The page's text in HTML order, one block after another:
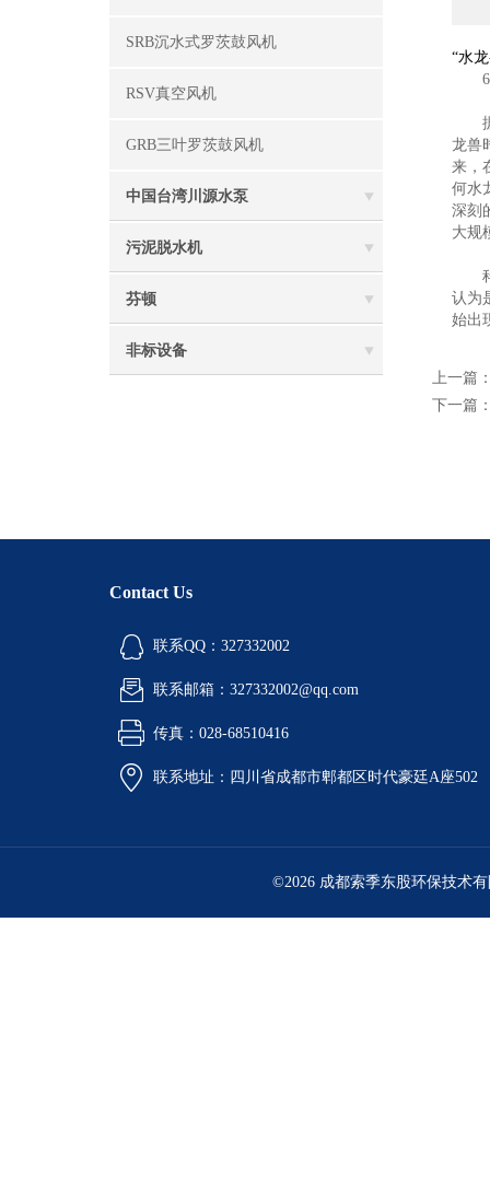
SRB沉水式罗茨鼓风机
RSV真空风机
GRB三叶罗茨鼓风机
中国台湾川源水泵
污泥脱水机
芬顿
非标设备
“水
据
龙兽
来，
何水
深刻
大规
科
认为
始出
上一篇
下一篇
Contact Us
联系QQ：327332002
联系邮箱：327332002@qq.com
传真：028-68510416
联系地址：四川省成都市郫都区时代豪廷A座502
©2026 成都索季东股环保技术